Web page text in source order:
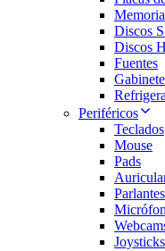
Discos
Discos
Fuentes
Periféricos
Teclados
Mouse
Pads
Parlantes
Joysticks